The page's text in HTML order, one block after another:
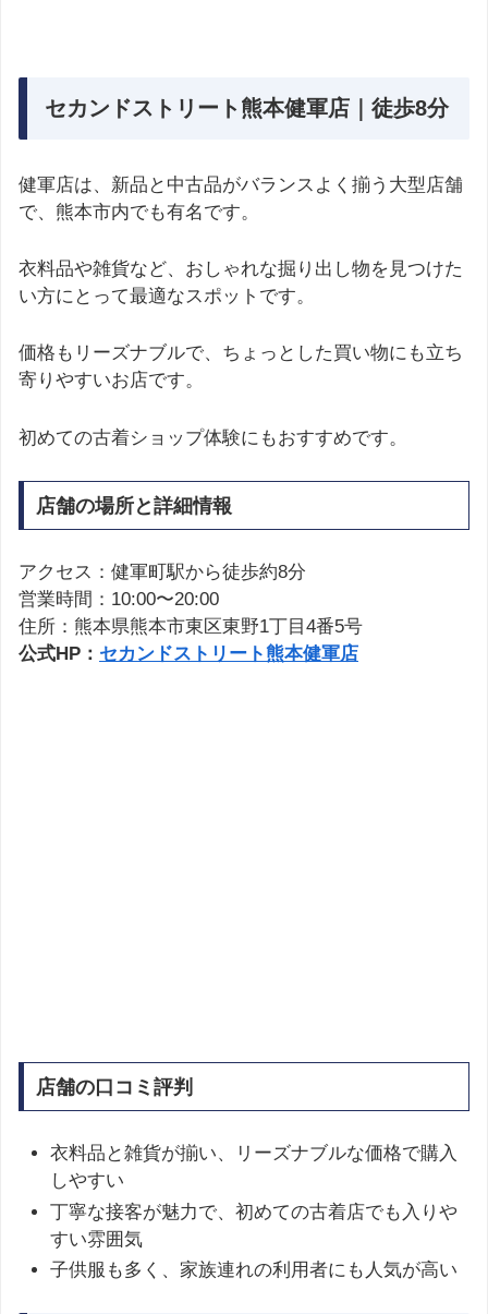
セカンドストリート熊本健軍店｜徒歩8分
健軍店は、新品と中古品がバランスよく揃う大型店舗
で、熊本市内でも有名です。
衣料品や雑貨など、おしゃれな掘り出し物を見つけた
い方にとって最適なスポットです。
価格もリーズナブルで、ちょっとした買い物にも立ち
寄りやすいお店です。
初めての古着ショップ体験にもおすすめです。
店舗の場所と詳細情報
アクセス：健軍町駅から徒歩約8分
営業時間：10:00〜20:00
住所：熊本県熊本市東区東野1丁目4番5号
公式HP： セカンドストリート熊本健軍店
店舗の口コミ評判
衣料品と雑貨が揃い、リーズナブルな価格で購入
しやすい
丁寧な接客が魅力で、初めての古着店でも入りや
すい雰囲気
子供服も多く、家族連れの利用者にも人気が高い